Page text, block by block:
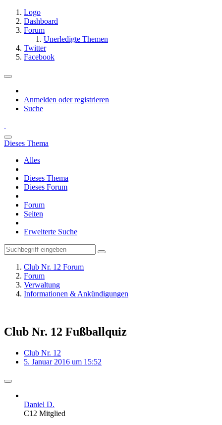
Logo
Dashboard
Forum
Unerledigte Themen
Twitter
Facebook
Anmelden oder registrieren
Suche
Dieses Thema
Alles
Dieses Thema
Dieses Forum
Forum
Seiten
Erweiterte Suche
Club Nr. 12 Forum
Forum
Verwaltung
Informationen & Ankündigungen
Club Nr. 12 Fußballquiz
Club Nr. 12
5. Januar 2016 um 15:52
Daniel D.
C12 Mitglied